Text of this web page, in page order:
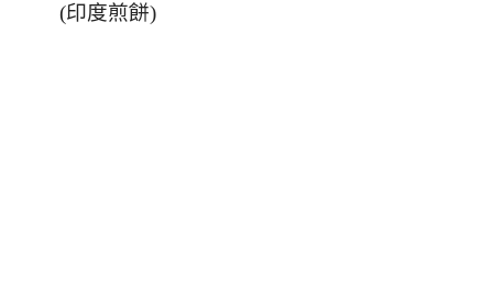
(印度煎餅)